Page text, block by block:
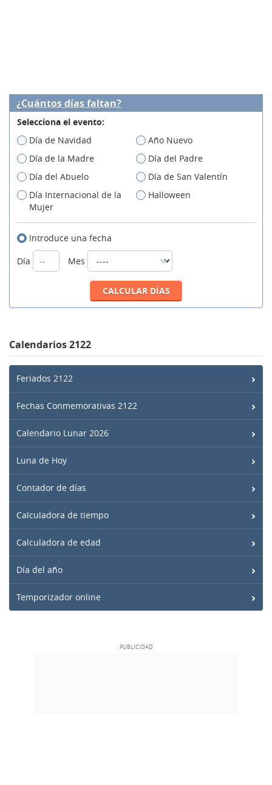
¿Cuántos días faltan?
Selecciona el evento:
Día de Navidad
Año Nuevo
Día de la Madre
Día del Padre
Día del Abuelo
Día de San Valentín
Día Internacional de la
Mujer
Halloween
Introduce una fecha
Día
Mes
Calendarios 2122
Feriados 2122
Fechas Conmemorativas 2122
Calendario Lunar 2026
Luna de Hoy
Contador de días
Calculadora de tiempo
Calculadora de edad
Día del año
Temporizador online